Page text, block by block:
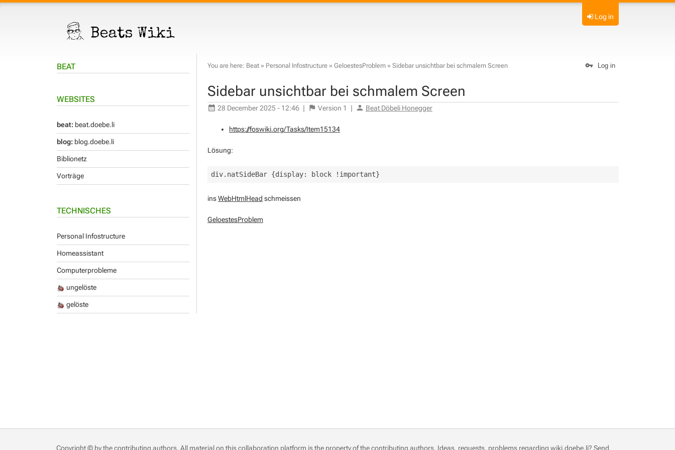
Log in
BEAT
WEBSITES
beat: beat.doebe.li
blog: blog.doebe.li
Biblionetz
Vorträge
TECHNISCHES
Personal Infostructure
Homeassistant
Computerprobleme
ungelöste
gelöste
Log in
You are here: Beat » Personal Infostructure » GeloestesProblem » Sidebar unsichtbar bei schmalem Screen
Sidebar unsichtbar bei schmalem Screen
28 December 2025 - 12:46 | Version 1 | Beat Döbeli Honegger
https://foswiki.org/Tasks/Item15134
Lösung:
insWebHtmlHead schmeissen
GeloestesProblem
Copyright © by the contributing authors. All material on this collaboration platform is the property of the contributing authors. Ideas, requests, problems regarding wiki.doebe.li? Send